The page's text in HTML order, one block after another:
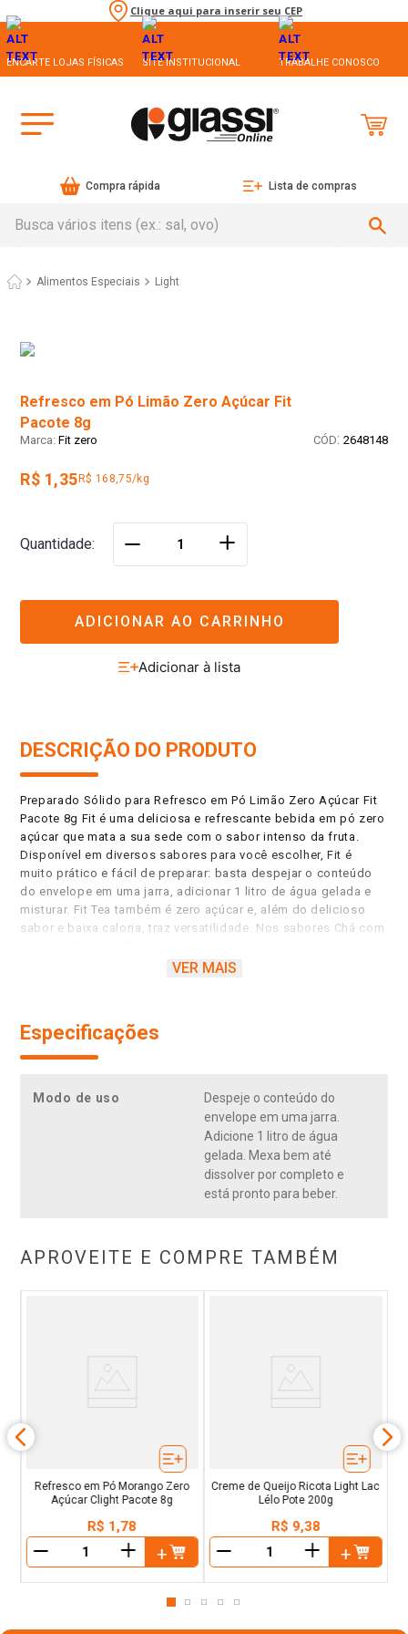
Clique aqui para inserir seu CEP
ENCARTE LOJAS FÍSICAS SITE INSTITUCIONAL TRABALHE CONOSCO
Compra rápida Lista de compras
Alimentos Especiais Light
Refresco em Pó Limão Zero Açúcar Fit
Pacote 8g
Fit zero : 2648148
R$ 1,35 R$ 168,75/kg
Quantidade ＋
ADICIONAR AO CARRINHO
DESCRIÇÃO DO PRODUTO
Preparado Sólido para Refresco em Pó Limão Zero Açúcar Fit
Pacote 8g Fit é uma deliciosa e refrescante bebida em pó zero
açúcar que mata a sua sede com o sabor intenso da fruta.
Disponível em diversos sabores para você escolher, Fit é
muito prático e fácil de preparar: basta despejar o conteúdo
do envelope em uma jarra, adicionar 1 litro de água gelada e
misturar. Fit Tea também é zero açúcar e, além do delicioso
sabor e baixa caloria, traz versatilidade. Nos sabores Chá com
pode escolher se quer tomar frio ou quente. Basta adicionar 1l
VER MAIS
Especificações
Modo de uso
Despeje o conteúdo do
envelope em uma jarra.
Adicione 1 litro de água
gelada. Mexa bem até
dissolver por completo e
está pronto para beber.
APROVEITE E COMPRE TAMBÉM
Refresco em Pó Morango Zero
Açúcar Clight Pacote 8g
R$ 1,78
＋
Creme de Queijo Ricota Light Lac
Lélo Pote 200g
R$ 9,38
＋